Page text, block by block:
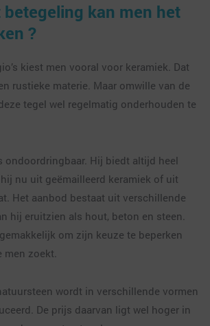
betegeling kan men het
?
kiest men vooral voor keramiek. Dat
rustieke materie. Maar omwille van de
tegel wel regelmatig onderhouden te
ondoordringbaar. Hij biedt altijd heel
nu uit geëmailleerd keramiek of uit
Het aanbod bestaat uit verschillende
hij eruitzien als hout, beton en steen.
om zijn keuze te beperken
men zoekt.
wordt in verschillende vormen
De prijs daarvan ligt wel hoger in